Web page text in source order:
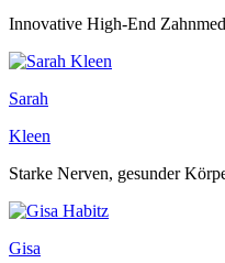
Innovative High-End
Sarah
Kleen
Starke Nerven, gesunder
Gisa